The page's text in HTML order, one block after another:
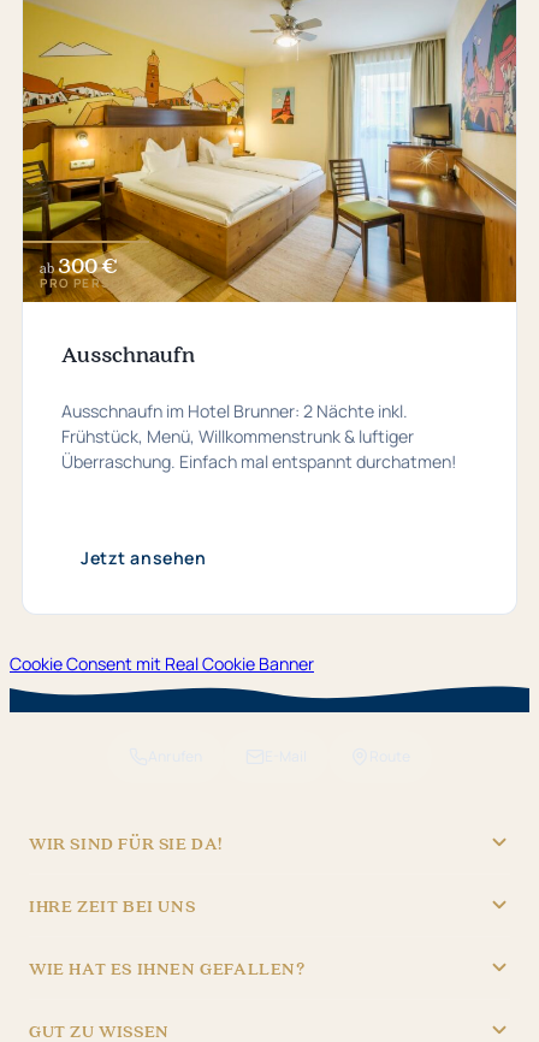
ab 300 €
PRO PERSON
Ausschnaufn
Ausschnaufn im Hotel Brunner: 2 Nächte inkl.
Frühstück, Menü, Willkommenstrunk & luftiger
Überraschung. Einfach mal entspannt durchatmen!
Jetzt ansehen
Cookie Consent mit Real Cookie Banner
WIR SIND FÜR SIE DA!
Batteriegasse 3, 92224 Amberg
IHRE ZEIT BEI UNS
Mo – Fr
06:30 – 22:30
WIE HAT ES IHNEN GEFALLEN?
4,81.834 Bewertungen
GUT ZU WISSEN